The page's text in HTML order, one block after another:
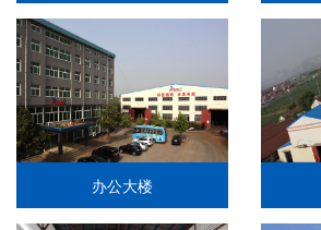
办公大楼